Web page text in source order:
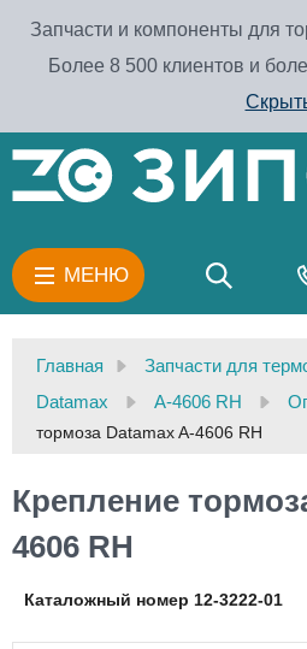
Запчасти и компоненты для
Более 8 500 клиентов и
МЕНЮ
Главная
Запчасти для
Datamax
A-4606 RH
тормоза Datamax A-4606 RH
Крепление
4606 RH
Каталожный номер 12-3222-01